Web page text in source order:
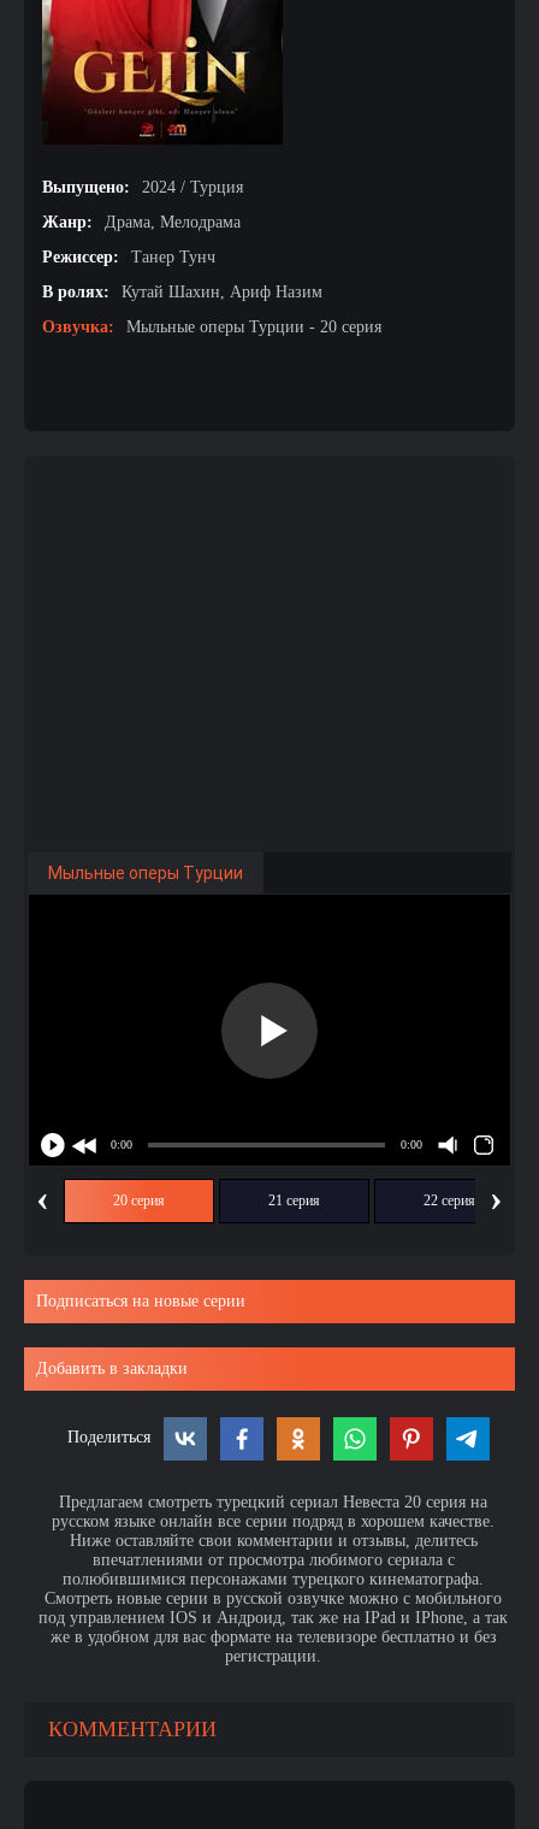
Выпущено:
2024 / Турция
Жанр:
Драма, Мелодрама
Режиссер:
Танер Тунч
В ролях:
Кутай Шахин, Ариф Назим
Озвучка:
Мыльные оперы Турции - 20 серия
Мыльные оперы Турции
‹ 20 серия 21 серия 22 серия ›
Подписаться на новые серии
Добавить в закладки
Поделиться
Предлагаем смотреть турецкий сериал Невеста 20 серия на
русском языке онлайн все серии подряд в хорошем качестве.
Ниже оставляйте свои комментарии и отзывы, делитесь
впечатлениями от просмотра любимого сериала с
полюбившимися персонажами турецкого кинематографа.
Смотреть новые серии в русской озвучке можно с мобильного
под управлением IOS и Андроид, так же на IPad и IPhone, а так
же в удобном для вас формате на телевизоре бесплатно и без
регистрации.
КОММЕНТАРИИ